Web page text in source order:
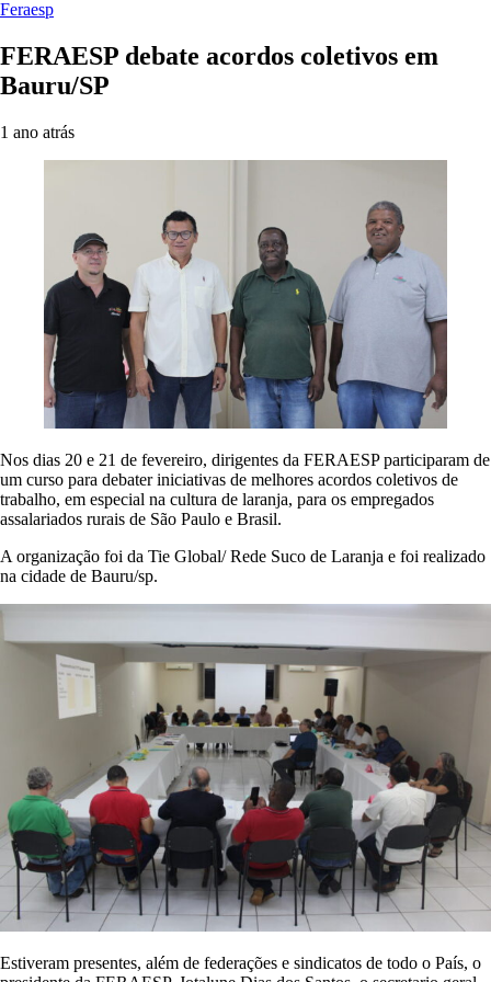
Feraesp
FERAESP debate acordos coletivos em
Bauru/SP
1 ano atrás
Nos dias 20 e 21 de fevereiro, dirigentes da FERAESP participaram de
um curso para debater iniciativas de melhores acordos coletivos de
trabalho, em especial na cultura de laranja, para os empregados
assalariados rurais de São Paulo e Brasil.
A organização foi da Tie Global/ Rede Suco de Laranja e foi realizado
na cidade de Bauru/sp.
Estiveram presentes, além de federações e sindicatos de todo o País, o